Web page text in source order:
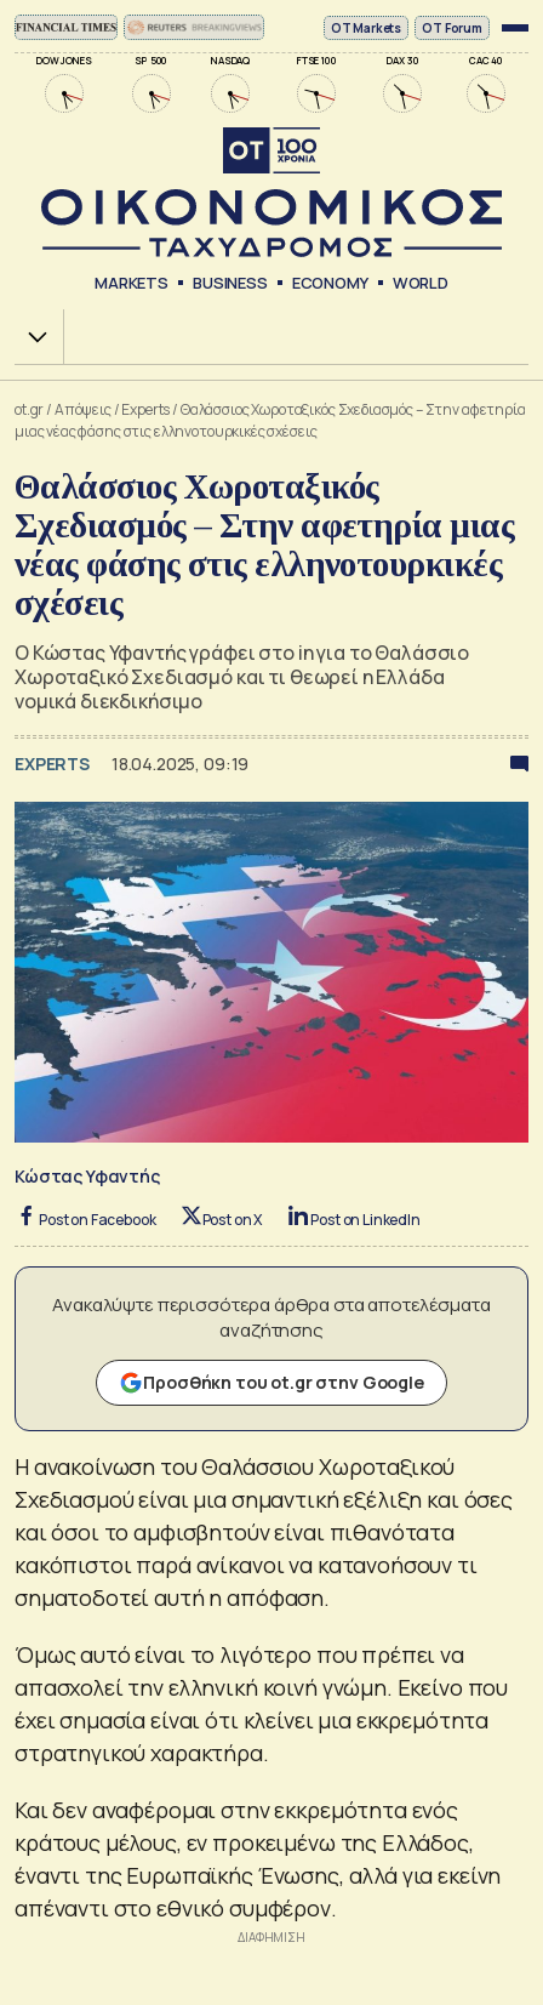
DOW JONES SP 500 NASDAQ FTSE 100 DAX 30 CAC 40
ΟΤ Markets OT Forum
MARKETS BUSINESS ECONOMY WORLD
Χ.Α.
ot.gr/Απόψεις/Experts/Θαλάσσιος Χωροταξικός Σχεδιασμός – Στην αφετηρία
μιας νέας φάσης στις ελληνοτουρκικές σχέσεις
Θαλάσσιος Χωροταξικός
Σχεδιασμός – Στην αφετηρία μιας
νέας φάσης στις ελληνοτουρκικές
σχέσεις
Ο Κώστας Υφαντής γράφει στο in για το Θαλάσσιο
Χωροταξικό Σχεδιασμό και τι θεωρεί η Ελλάδα
νομικά διεκδικήσιμο
EXPERTS 18.04.2025, 09:19
Κώστας Υφαντής
Post on Facebook Post on X Post on LinkedIn
Ανακαλύψτε περισσότερα άρθρα στα αποτελέσματα
αναζήτησης
Προσθήκη του ot.gr στην Google
Η ανακοίνωση του Θαλάσσιου Χωροταξικού
Σχεδιασμού είναι μια σημαντική εξέλιξη και όσες
και όσοι το αμφισβητούν είναι πιθανότατα
κακόπιστοι παρά ανίκανοι να κατανοήσουν τι
σηματοδοτεί αυτή η απόφαση.
Όμως αυτό είναι το λιγότερο που πρέπει να
απασχολεί την ελληνική κοινή γνώμη. Εκείνο που
έχει σημασία είναι ότι κλείνει μια εκκρεμότητα
στρατηγικού χαρακτήρα.
Και δεν αναφέρομαι στην εκκρεμότητα ενός
κράτους μέλους, εν προκειμένω της Ελλάδος,
έναντι της Ευρωπαϊκής Ένωσης, αλλά για εκείνη
απέναντι στο εθνικό συμφέρον.